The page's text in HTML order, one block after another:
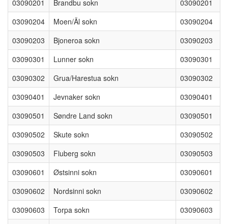
03090201
Brandbu sokn
03090201
03090204
Moen/Ãl sokn
03090204
03090203
Bjoneroa sokn
03090203
03090301
Lunner sokn
03090301
03090302
Grua/Harestua sokn
03090302
03090401
Jevnaker sokn
03090401
03090501
Søndre Land sokn
03090501
03090502
Skute sokn
03090502
03090503
Fluberg sokn
03090503
03090601
Østsinni sokn
03090601
03090602
Nordsinni sokn
03090602
03090603
Torpa sokn
03090603